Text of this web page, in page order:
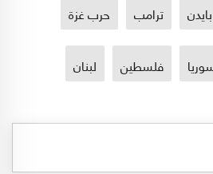
بايدن ترامب حرب غزة
فلسطين لبنان